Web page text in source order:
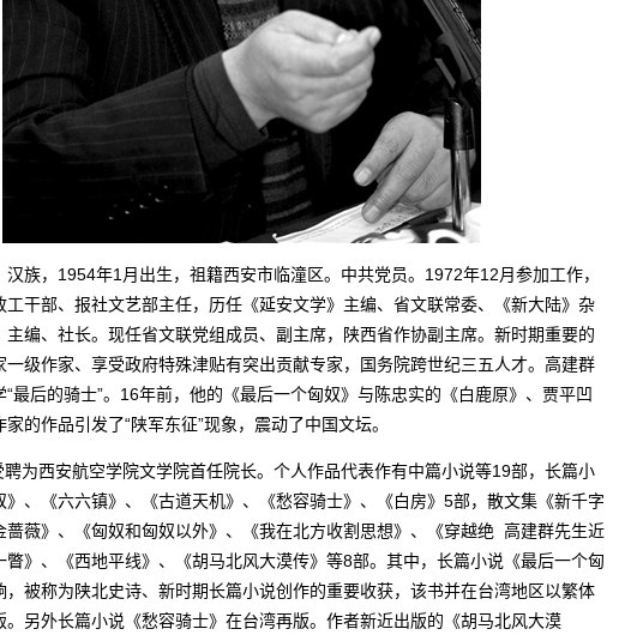
，1954年1月出生，祖籍西安市临潼区。中共党员。1972年12月参加工作，
工干部、报社文艺部主任，历任《延安文学》主编、省文联常委、《新大陆》杂
主编、社长。现任省文联党组成员、副主席，陕西省作协副主席。新时期重要的
一级作家、享受政府特殊津贴有突出贡献专家，国务院跨世纪三五人才。高建群
最后的骑士”。16年前，他的《最后一个匈奴》与陈忠实的《白鹿原》、贾平凹
家的作品引发了“陕军东征”现象，震动了中国文坛。
西安航空学院文学院首任院长。个人作品代表作有中篇小说等19部，长篇小
》、《六六镇》、《古道天机》、《愁容骑士》、《白房》5部，散文集《新千字
蔷薇》、《匈奴和匈奴以外》、《我在北方收割思想》、《穿越绝 高建群先生近
瞥》、《西地平线》、《胡马北风大漠传》等8部。其中，长篇小说《最后一个匈
，被称为陕北史诗、新时期长篇小说创作的重要收获，该书并在台湾地区以繁体
。另外长篇小说《愁容骑士》在台湾再版。作者新近出版的《胡马北风大漠